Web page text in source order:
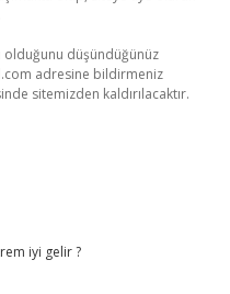
olduğunu düşündüğünüz
adresine bildirmeniz
sitemizden kaldırılacaktır.
iyi gelir ?